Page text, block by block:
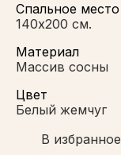
Спальное место
140х200 см.
Материал
Массив сосны
Цвет
Белый жемчуг
В избранное